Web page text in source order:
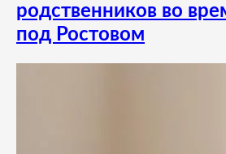
родственников во
под Ростовом